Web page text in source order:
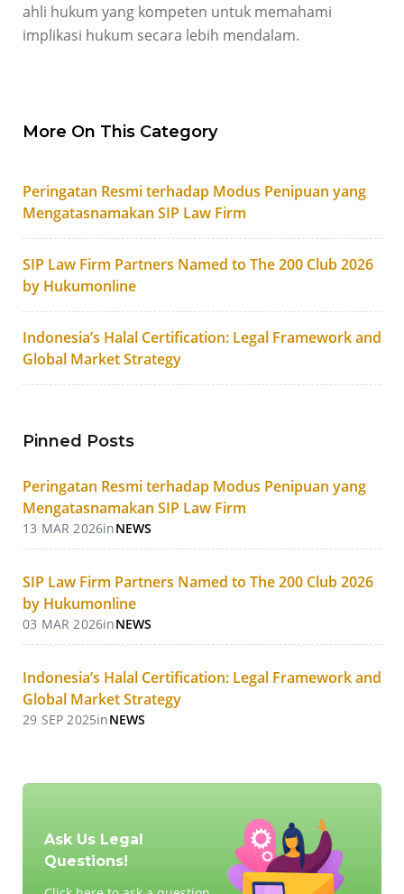
ahli hukum yang kompeten untuk memahami
implikasi hukum secara lebih mendalam.
More On This Category
Peringatan Resmi terhadap Modus Penipuan yang
Mengatasnamakan SIP Law Firm
SIP Law Firm Partners Named to The 200 Club 2026
by Hukumonline
Indonesia’s Halal Certification: Legal Framework and
Global Market Strategy
Pinned Posts
Peringatan Resmi terhadap Modus Penipuan yang
Mengatasnamakan SIP Law Firm
13 MAR 2026inNEWS
SIP Law Firm Partners Named to The 200 Club 2026
by Hukumonline
03 MAR 2026inNEWS
Indonesia’s Halal Certification: Legal Framework and
Global Market Strategy
29 SEP 2025inNEWS
Ask Us Legal
Questions!